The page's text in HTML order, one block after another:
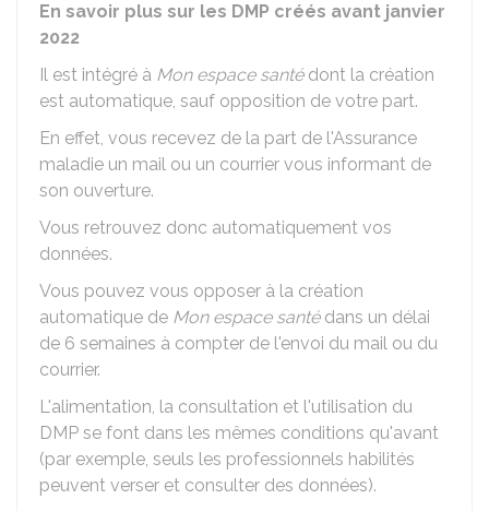
En savoir plus sur les DMP créés avant janvier
2022
Il est intégré à Mon espace santédont la création
est automatique, sauf opposition de votre part.
En effet, vous recevez de la part de l'Assurance
maladie un mail ou un courrier vous informant de
son ouverture.
Vous retrouvez donc automatiquement vos
données.
Vous pouvez vous opposer à la création
automatique de Mon espace santédans un délai
de 6 semaines à compter de l'envoi du mail ou du
courrier.
L'alimentation, la consultation et l'utilisation du
DMP se font dans les mêmes conditions qu'avant
(par exemple, seuls les professionnels habilités
peuvent verser et consulter des données).